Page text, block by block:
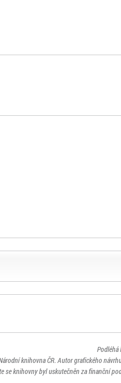
Podléhá
knihovna ČR. Autor grafického
se knihovny byl uskutečněn za finanční